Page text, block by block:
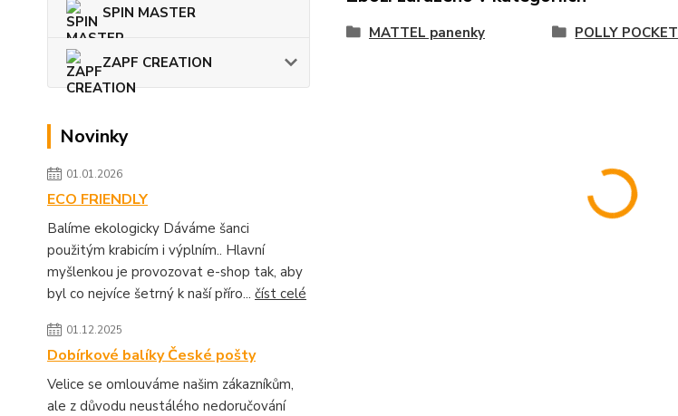
SPIN MASTER
ZAPF CREATION
Novinky
01.01.2026
ECO FRIENDLY
Balíme ekologicky Dáváme šanci
použitým krabicím i výplním.. Hlavní
myšlenkou je provozovat e-shop tak, aby
byl co nejvíce šetrný k naší příro... číst celé
01.12.2025
Dobírkové balíky České pošty
Velice se omlouváme našim zákazníkům,
ale z důvodu neustálého nedoručování
MATTEL panenky POLLY POCKET